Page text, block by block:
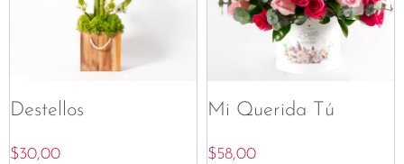
Destellos
$30,00
Mi Querida Tú
$58,00